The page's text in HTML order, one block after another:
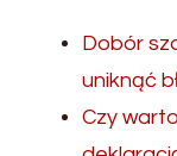
Dobór
uniknąć
Czy